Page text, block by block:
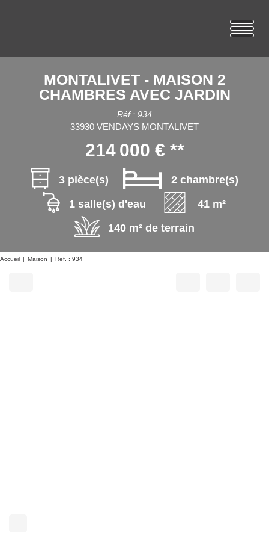
MONTALIVET - MAISON 2
CHAMBRES AVEC JARDIN
Réf : 934
33930 VENDAYS MONTALIVET
214 000 € **
3 pièce(s)
2 chambre(s)
1 salle(s) d'eau
41 m²
140 m² de terrain
Accueil Maison Ref. : 934